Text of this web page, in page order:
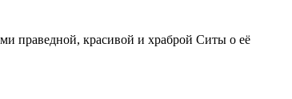
праведной, красивой и храброй Ситы о её